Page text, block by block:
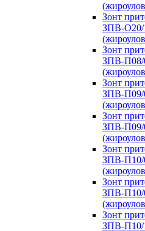
Зонт
ЗПВ-О20/
Зонт
ЗПВ-П08/
Зонт
ЗПВ-П09/
Зонт
ЗПВ-П09/
Зонт
ЗПВ-П10/
Зонт
ЗПВ-П10/
Зонт
ЗПВ-П10/